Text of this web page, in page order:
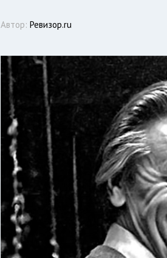
Автор:Ревизор.ru